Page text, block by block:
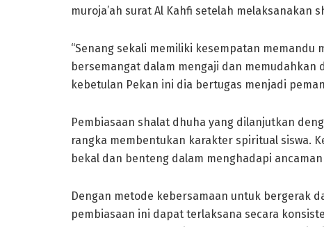
muroja’ah surat Al Kahfi setelah melaksanakan
“Senang sekali memiliki kesempatan memandu
bersemangat dalam mengaji dan memudahkan
kebetulan Pekan ini dia bertugas menjadi
Pembiasaan shalat dhuha yang dilanjutkan
rangka membentukan karakter spiritual siswa.
bekal dan benteng dalam menghadapi
Dengan metode kebersamaan untuk bergerak
pembiasaan ini dapat terlaksana secara